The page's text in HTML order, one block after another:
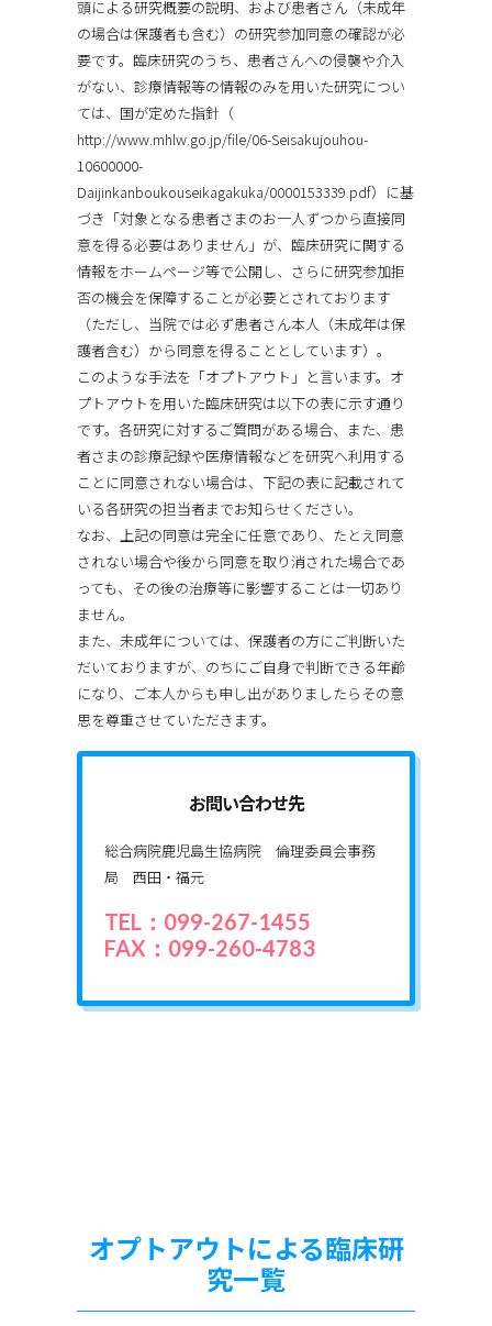
頭による研究概要の説明、および患者さん（未成年
の場合は保護者も含む）の研究参加同意の確認が必
要です。臨床研究のうち、患者さんへの侵襲や介入
がない、診療情報等の情報のみを用いた研究につい
ては、国が定めた指針（
http://www.mhlw.go.jp/file/06-Seisakujouhou-
10600000-
Daijinkanboukouseikagakuka/0000153339.pdf）に基
づき「対象となる患者さまのお一人ずつから直接同
意を得る必要はありません」が、臨床研究に関する
情報をホームページ等で公開し、さらに研究参加拒
否の機会を保障することが必要とされております
（ただし、当院では必ず患者さん本人（未成年は保
護者含む）から同意を得ることとしています）。
このような手法を「オプトアウト」と言います。オ
プトアウトを用いた臨床研究は以下の表に示す通り
です。各研究に対するご質問がある場合、また、患
者さまの診療記録や医療情報などを研究へ利用する
ことに同意されない場合は、下記の表に記載されて
いる各研究の担当者までお知らせください。
なお、上記の同意は完全に任意であり、たとえ同意
されない場合や後から同意を取り消された場合であ
っても、その後の治療等に影響することは一切あり
ません。
また、未成年については、保護者の方にご判断いた
だいておりますが、のちにご自身で判断できる年齢
になり、ご本人からも申し出がありましたらその意
思を尊重させていただきます。
お問い合わせ先
総合病院鹿児島生協病院 倫理委員会事務
局 西田・福元
TEL：099-267-1455
FAX：099-260-4783
オプトアウトによる臨床研
究一覧